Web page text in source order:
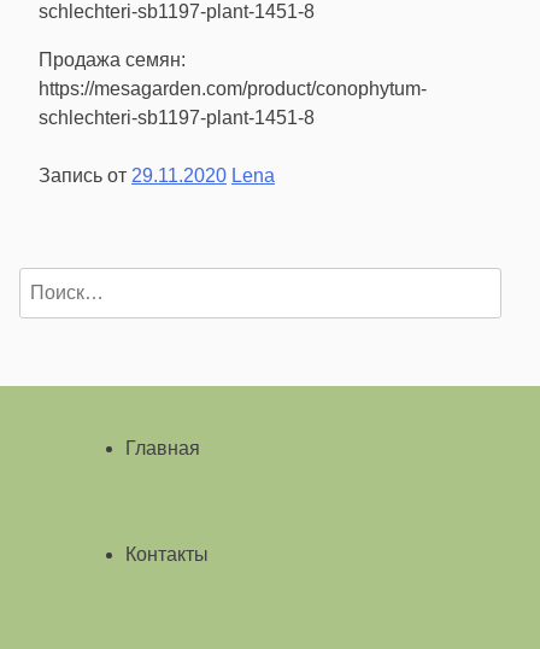
schlechteri-sb1197-plant-1451-8
Продажа семян:
https://mesagarden.com/product/conophytum-
schlechteri-sb1197-plant-1451-8
Запись от 29.11.2020 Lena
Найти:
Главная
Контакты